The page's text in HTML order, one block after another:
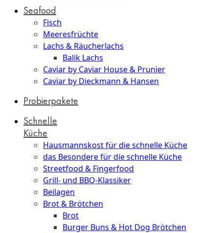
Seafood
Fisch
Meeresfrüchte
Lachs & Räucherlachs
Balik Lachs
Caviar by Caviar House & Prunier
Caviar by Dieckmann & Hansen
Probierpakete
Schnelle
Küche
Hausmannskost für die schnelle Küche
das Besondere für die schnelle Küche
Streetfood & Fingerfood
Grill- und BBQ-Klassiker
Beilagen
Brot & Brötchen
Brot
Burger Buns & Hot Dog Brötchen